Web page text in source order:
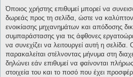
Όποιος χρήστης επιθυμεί μπορεί να
δωρεάς προς τη σελίδα, ώστε να
ενοικίασης μηχανημάτων και απόδοσης
συμπαράστασης για τις άφθονες
να συνεχίζει να λειτουργεί αυτή η
παρακαλείται στέλνοντας μήνυμα στη
δηλώνει εάν επιθυμεί να φαίνονται
στοιχεία του και το ποσό που έχει